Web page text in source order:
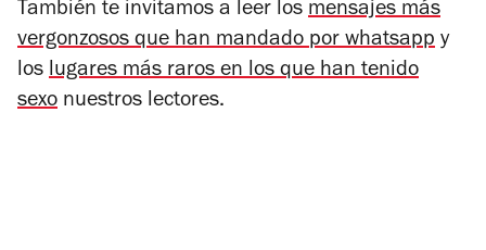
También te invitamos a leer los mensajes más
vergonzosos que han mandado por whatsapp y
los lugares más raros en los que han tenido
sexo nuestros lectores.